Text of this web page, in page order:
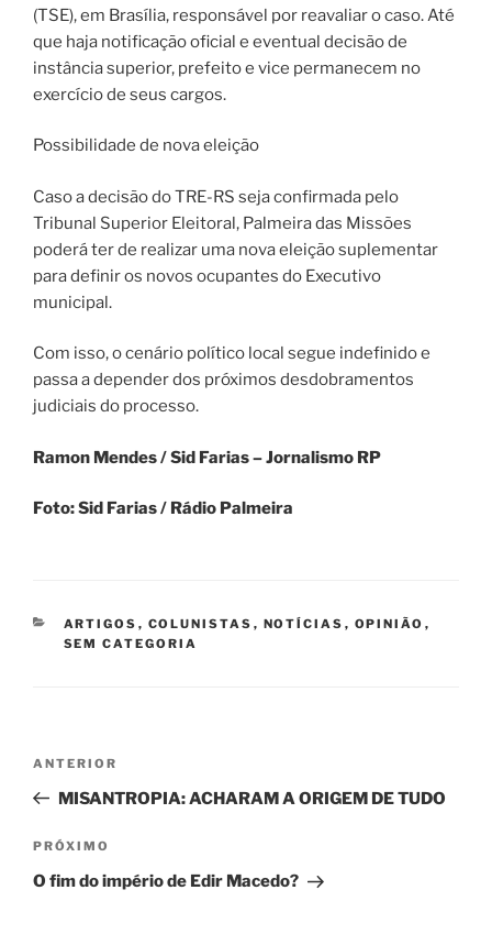
(TSE), em Brasília, responsável por reavaliar o caso. Até
que haja notificação oficial e eventual decisão de
instância superior, prefeito e vice permanecem no
exercício de seus cargos.
Possibilidade de nova eleição
Caso a decisão do TRE-RS seja confirmada pelo
Tribunal Superior Eleitoral, Palmeira das Missões
poderá ter de realizar uma nova eleição suplementar
para definir os novos ocupantes do Executivo
municipal.
Com isso, o cenário político local segue indefinido e
passa a depender dos próximos desdobramentos
judiciais do processo.
Ramon Mendes / Sid Farias – Jornalismo RP
Foto: Sid Farias / Rádio Palmeira
CATEGORIAS
ARTIGOS , COLUNISTAS , NOTÍCIAS , OPINIÃO ,
SEM CATEGORIA
Post
Post
anterior
ANTERIOR
MISANTROPIA: ACHARAM A ORIGEM DE TUDO
Próximo
post
PRÓXIMO
O fim do império de Edir Macedo?